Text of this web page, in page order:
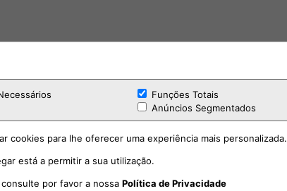
Funções Totais
Anúncios Segmentados
cookies para lhe oferecer uma experiência mais personalizada.
está a permitir a sua utilização.
por favor a nossa Política de Privacidade